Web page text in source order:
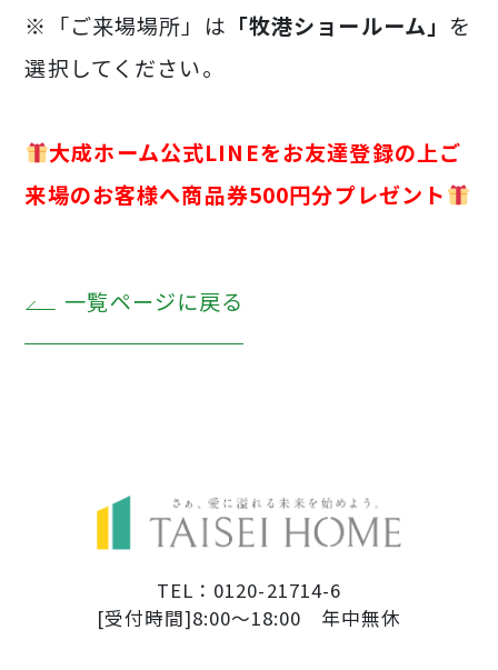
※「ご来場場所」は 「牧港ショールーム」 を
選択してください。
大成ホーム公式LINEをお友達登録の上ご
来場のお客様へ商品券500円分プレゼント
一覧ページに戻る
TEL：0120-21714-6
[受付時間]8:00～18:00 年中無休